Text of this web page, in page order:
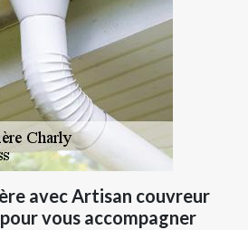
avec Artisan couvreur
vous accompagner